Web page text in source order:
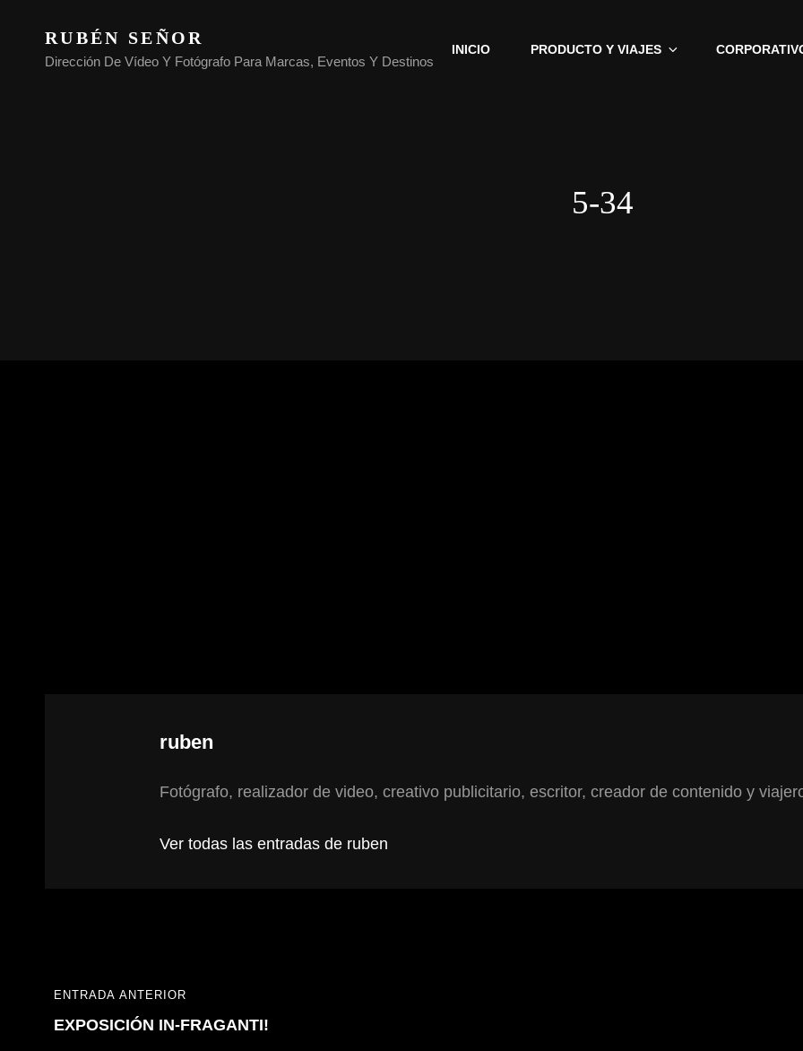
RUBÉN SEÑOR
Dirección De Vídeo Y Fotógrafo Para Marcas, Eventos Y Destinos
INICIO PRODUCTO Y VIAJES
5-34
Autor:
ruben
Fotógrafo, realizador de video, creativo publicitario, escritor, creador de contenido y
Ver todas las entradas de ruben
Navegación
de
ENTRADA
ANTERIOR
ENTRADA ANTERIOR
EXPOSICIÓN IN-FRAGANTI!